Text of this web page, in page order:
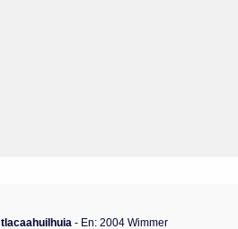
tlacaahuilhuia- En: 2004 Wimmer